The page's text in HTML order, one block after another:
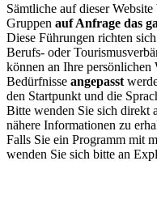
Sämtliche auf dieser Website
Gruppen auf Anfrage das
Diese Führungen richten
Berufs- oder
können an Ihre persönlichen
Bedürfnisse angepasst
den Startpunkt und die
Bitte wenden Sie sich direkt
nähere Informationen zu
Falls Sie ein Programm mit
wenden Sie sich bitte an